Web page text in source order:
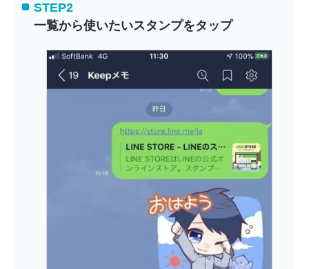
STEP2
一覧から使いたいスタンプをタップ